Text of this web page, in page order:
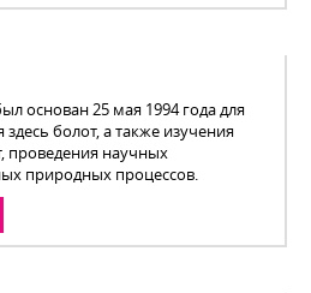
основан 25 мая 1994 года для
болот, а также изучения
проведения научных
природных процессов.